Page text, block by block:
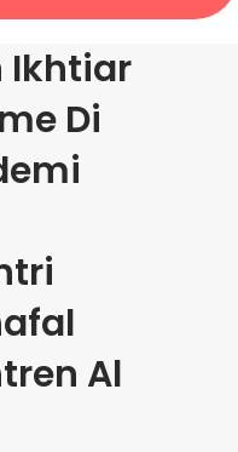
Ikhtiar
Di
Al